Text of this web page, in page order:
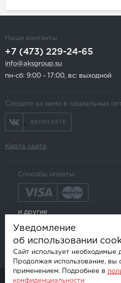
Наши контакты
+7 (473) 229-24-65
info@aksgroup.su
пн-сб: 9:00 - 17:00, вс: выходной
Следите за нами в социальных
ВКОНТАКТЕ
Карта сайта
Способы оплаты:
и другие
Уведомление
об использовании
Сайт использует необходимые
Продолжая использование, вы
применением. Подробнее в
конфиденциальности